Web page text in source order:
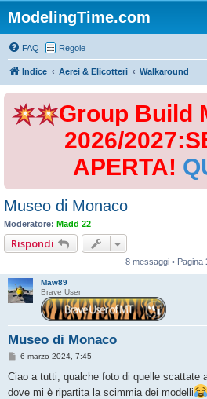
ModelingTime.com
FAQ Regole
Indice Aerei & Elicotteri Walkaround
Group Build
2026/
APERTA!
Museo di Monaco
Moderatore: Madd 22
Rispondi
8 messaggi • Pagina
Maw89
Brave User
Museo di Monaco
M
s
a
6 marzo 2024, 7:45
Ciao a tutti, qualche foto di quelle scattate
dove mi è ripartita la scimmia dei modelli